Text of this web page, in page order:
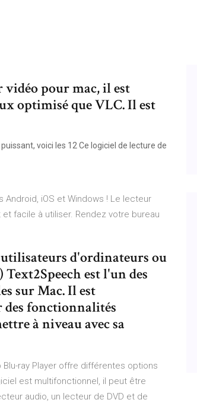
vidéo pour mac, il est
optimisé que VLC. Il est
voici les 12 Ce logiciel de lecture de
iOS et Windows ! Le lecteur
facile à utiliser. Rendez votre bureau
d'ordinateurs ou
Text2Speech est l'un des
sur Mac. Il est
des fonctionnalités
à niveau avec sa
ray Player offre différentes options
est multifonctionnel, il peut être
audio, un lecteur de DVD et de